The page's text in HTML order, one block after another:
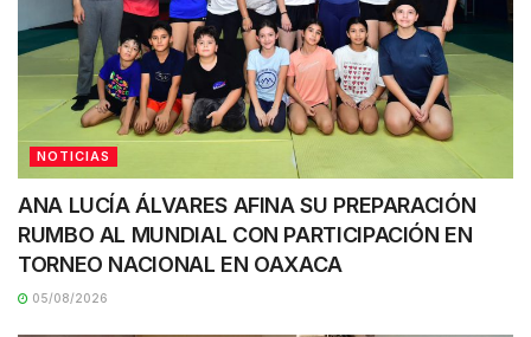
NOTICIAS
ANA LUCÍA ÁLVARES AFINA SU PREPARACIÓN
RUMBO AL MUNDIAL CON PARTICIPACIÓN EN
TORNEO NACIONAL EN OAXACA
05/08/2026